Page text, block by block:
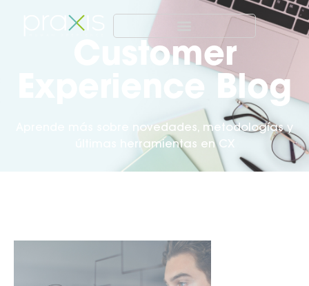
Customer
Experience Blog
Aprende más sobre novedades, metodologías y
últimas herramientas en CX